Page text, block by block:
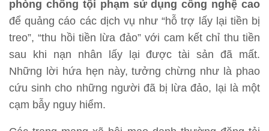
phòng chống tội phạm sử dụng công nghệ cao
để quảng cáo các dịch vụ như “hỗ trợ lấy lại tiền bị
treo”, “thu hồi tiền lừa đảo” với cam kết chỉ thu tiền
sau khi nạn nhân lấy lại được tài sản đã mất.
Những lời hứa hẹn này, tưởng chừng như là phao
cứu sinh cho những người đã bị lừa đảo, lại là một
cạm bẫy nguy hiểm.